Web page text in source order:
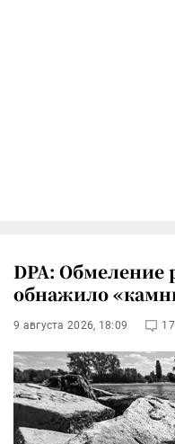
DPA: Обмеление
обнажило
9 августа 2026, 18:09 17